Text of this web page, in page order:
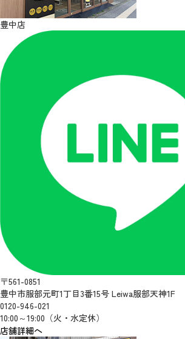
豊中店
〒561-0851
豊中市服部元町1丁目3番15号 Leiwa服部天神1F
0120-946-021
10:00～19:00（火・水定休）
店舗詳細へ